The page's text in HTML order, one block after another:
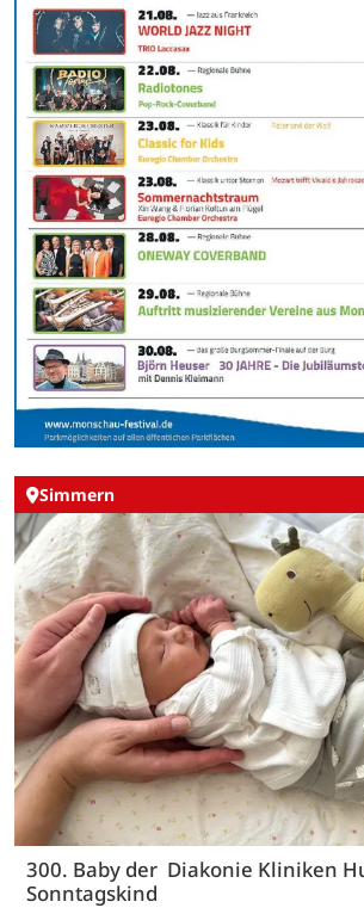
Simmern
300. Baby der Diakonie Kliniken
Sonntagskind